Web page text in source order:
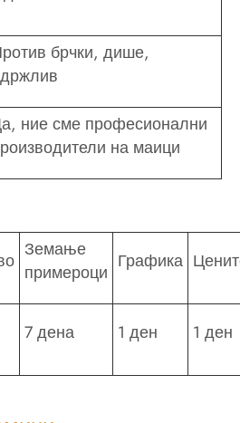
брчки, дише,
ние сме професионални
на маици
Земање
примероци Графика
7 дена 1 ден 1 ден